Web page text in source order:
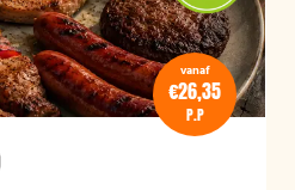
vanaf
€26,35
P.P